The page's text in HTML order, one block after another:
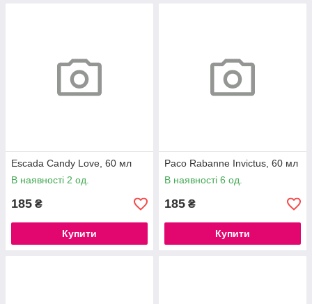
Escada Candy Love, 60 мл
В наявності 2 од.
185 ₴
Купити
Paco Rabanne Invictus, 60 мл
В наявності 6 од.
185 ₴
Купити